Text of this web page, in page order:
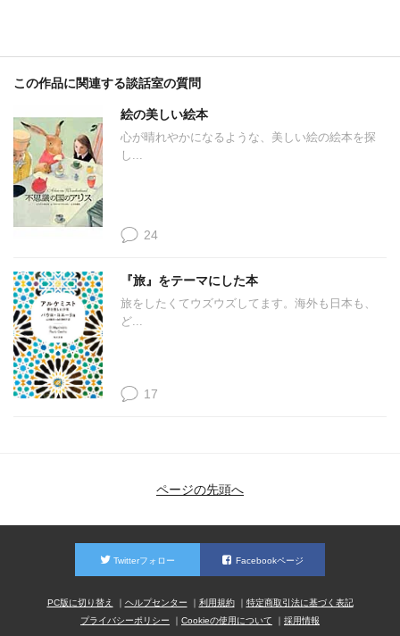
この作品に関連する談話室の質問
絵の美しい絵本
心が晴れやかになるような、美しい絵の絵本を探
し...
24
『旅』をテーマにした本
旅をしたくてウズウズしてます。海外も日本も、
ど...
17
ページの先頭へ
Twitterフォロー Facebookページ
PC版に切り替え ヘルプセンター 利用規約
特定商取引法に基づく表記
プライバシーポリシー
Cookieの使用について 採用情報